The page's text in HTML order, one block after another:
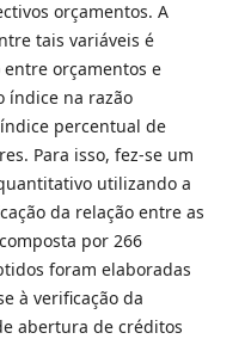
orçamentos. A
tais variáveis é
orçamentos e
índice na razão
percentual de
Para isso, fez-se um
utilizando a
da relação entre as
por 266
foram elaboradas
à verificação da
abertura de créditos